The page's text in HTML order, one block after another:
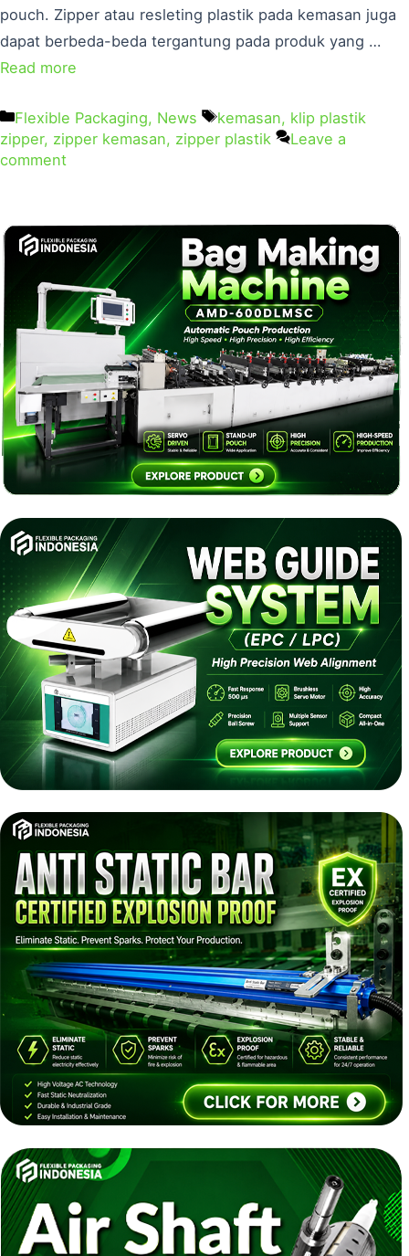
pouch. Zipper atau resleting plastik pada kemasan juga
dapat berbeda-beda tergantung pada produk yang …
Read more
Flexible Packaging, News kemasan, klip plastik
zipper, zipper kemasan, zipper plastik
Leave a
comment